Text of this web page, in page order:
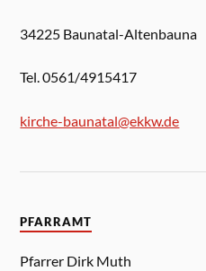
34225 Baunatal-Altenbauna
Tel. 0561/4915417
kirche-baunatal@ekkw.de
PFARRAMT
Pfarrer Dirk Muth